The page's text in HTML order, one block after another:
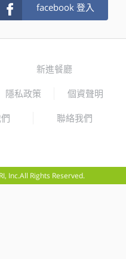
facebook 登入
新進餐廳
隱私政策 個資聲明
聯絡我們
Inc.All Rights Reserved.